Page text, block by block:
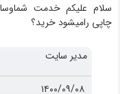
سلام علیکم خدمت
چاپی رامیشود خرید؟
مدیر سایت
۱۴۰۰/۰۹/۰۸